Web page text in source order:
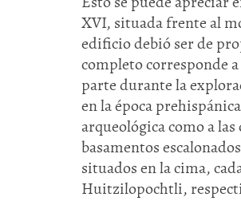
XVI, situada frente al
edificio debió ser de
completo corresponde
parte durante la
en la época
arqueológica como a
basamentos
situados en la cima,
Huitzilopochtli,